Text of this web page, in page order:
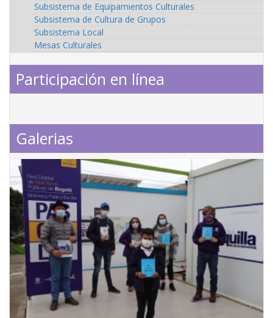
Subsistema de Equipamientos Culturales
Subsistema de Cultura de Grupos
Subsistema Local
Mesas Culturales
Participación en línea
Galerias